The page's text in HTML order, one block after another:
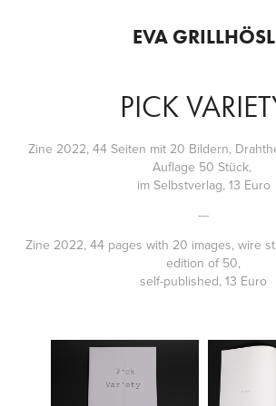
EVA GRILLHÖSL
PICK
Zine 2022, 44 Seiten mit 20 Bildern,
Auflage 50 Stück,
im Selbstverlag, 13 Euro
---
Zine 2022, 44 pages with 20 images, wire
edition of 50,
self-published, 13 Euro